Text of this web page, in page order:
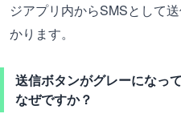
ジアプリ内からSMSとして
かります。
送信ボタンがグレーになっ
なぜですか？